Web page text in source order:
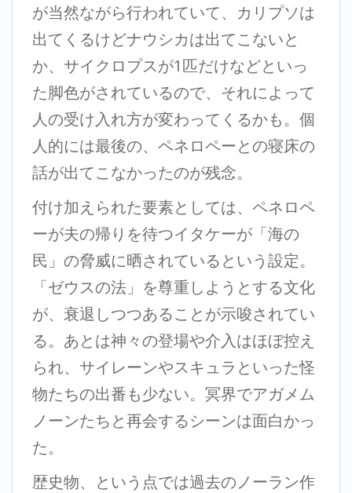
が当然ながら行われていて、カリプソは
出てくるけどナウシカは出てこないと
か、サイクロプスが1匹だけなどといっ
た脚色がされているので、それによって
人の受け入れ方が変わってくるかも。個
人的には最後の、ペネロペーとの寝床の
話が出てこなかったのが残念。
付け加えられた要素としては、ペネロペ
ーが夫の帰りを待つイタケーが「海の
民」の脅威に晒されているという設定。
「ゼウスの法」を尊重しようとする文化
が、衰退しつつあることが示唆されてい
る。あとは神々の登場や介入はほぼ控え
られ、サイレーンやスキュラといった怪
物たちの出番も少ない。冥界でアガメム
ノーンたちと再会するシーンは面白かっ
た。
歴史物、という点では過去のノーラン作